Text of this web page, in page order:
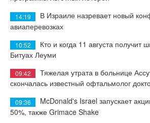
14:19
В Израиле назревает новый
авиаперевозках
10:52
Кто и когда 11 августа получит
Битуах Леуми
09:42
Тяжелая утрата в больнице
скончалась известный офтальмолог
09:36
McDonald's Israel запускает
50%, также Grimace Shake